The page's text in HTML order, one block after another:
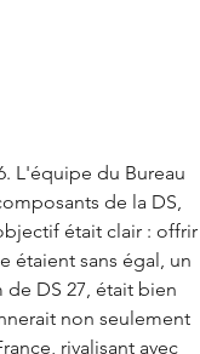
L'équipe du Bureau
de la DS,
était clair : offrir
étaient sans égal, un
DS 27, était bien
non seulement
rivalisant avec